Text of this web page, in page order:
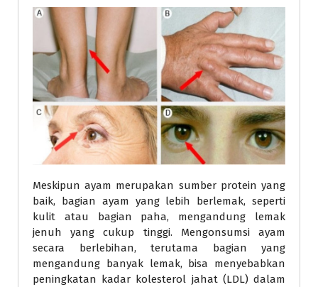
Meskipun ayam merupakan sumber protein yang
baik, bagian ayam yang lebih berlemak, seperti
kulit atau bagian paha, mengandung lemak
jenuh yang cukup tinggi. Mengonsumsi ayam
secara berlebihan, terutama bagian yang
mengandung banyak lemak, bisa menyebabkan
peningkatan kadar kolesterol jahat (LDL) dalam